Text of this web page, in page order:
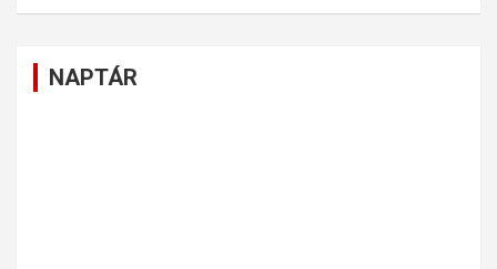
NAPTÁR